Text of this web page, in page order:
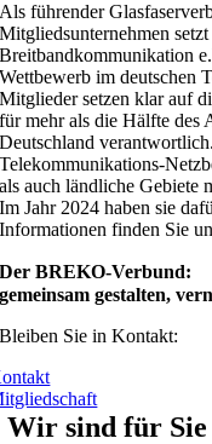
Als führender
Mitgliedsunternehmen
Breitbandkommunikation
Wettbewerb im deutschen
Mitglieder setzen klar auf
für mehr als die Hälfte des
Deutschland
Telekommunikations-
als auch ländliche Gebiete
Im Jahr 2024 haben sie
Informationen finden Sie
Der BREKO-Verbund:
gemeinsam gestalten,
Bleiben Sie in Kontakt:
Wir sind für Sie